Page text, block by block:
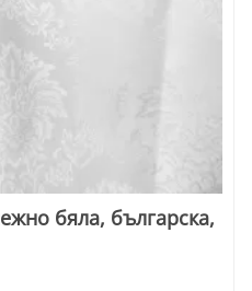
бяла, българска,